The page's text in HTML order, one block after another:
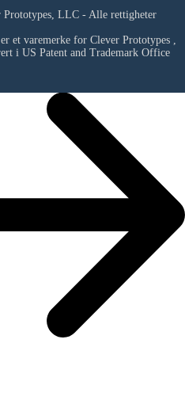
LLC - Alle rettigheter
et varemerke for Clever Prototypes ,
i US Patent and Trademark Office